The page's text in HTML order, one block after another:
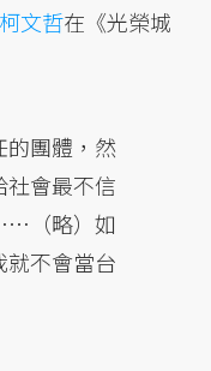
柯文哲在《光榮城
的團體，然
社會最不信
（略）如
就不會當台